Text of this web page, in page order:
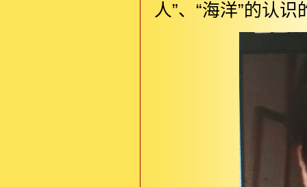
人”、“海洋”的认